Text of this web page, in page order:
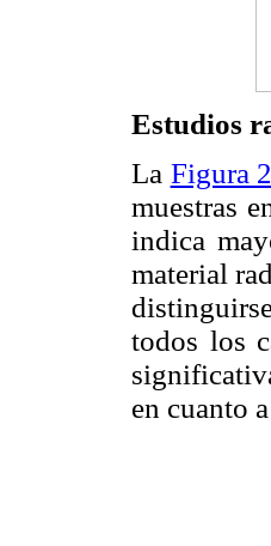
Estudios
La Figura 2
muestras
indica
material
todos los
en cuanto